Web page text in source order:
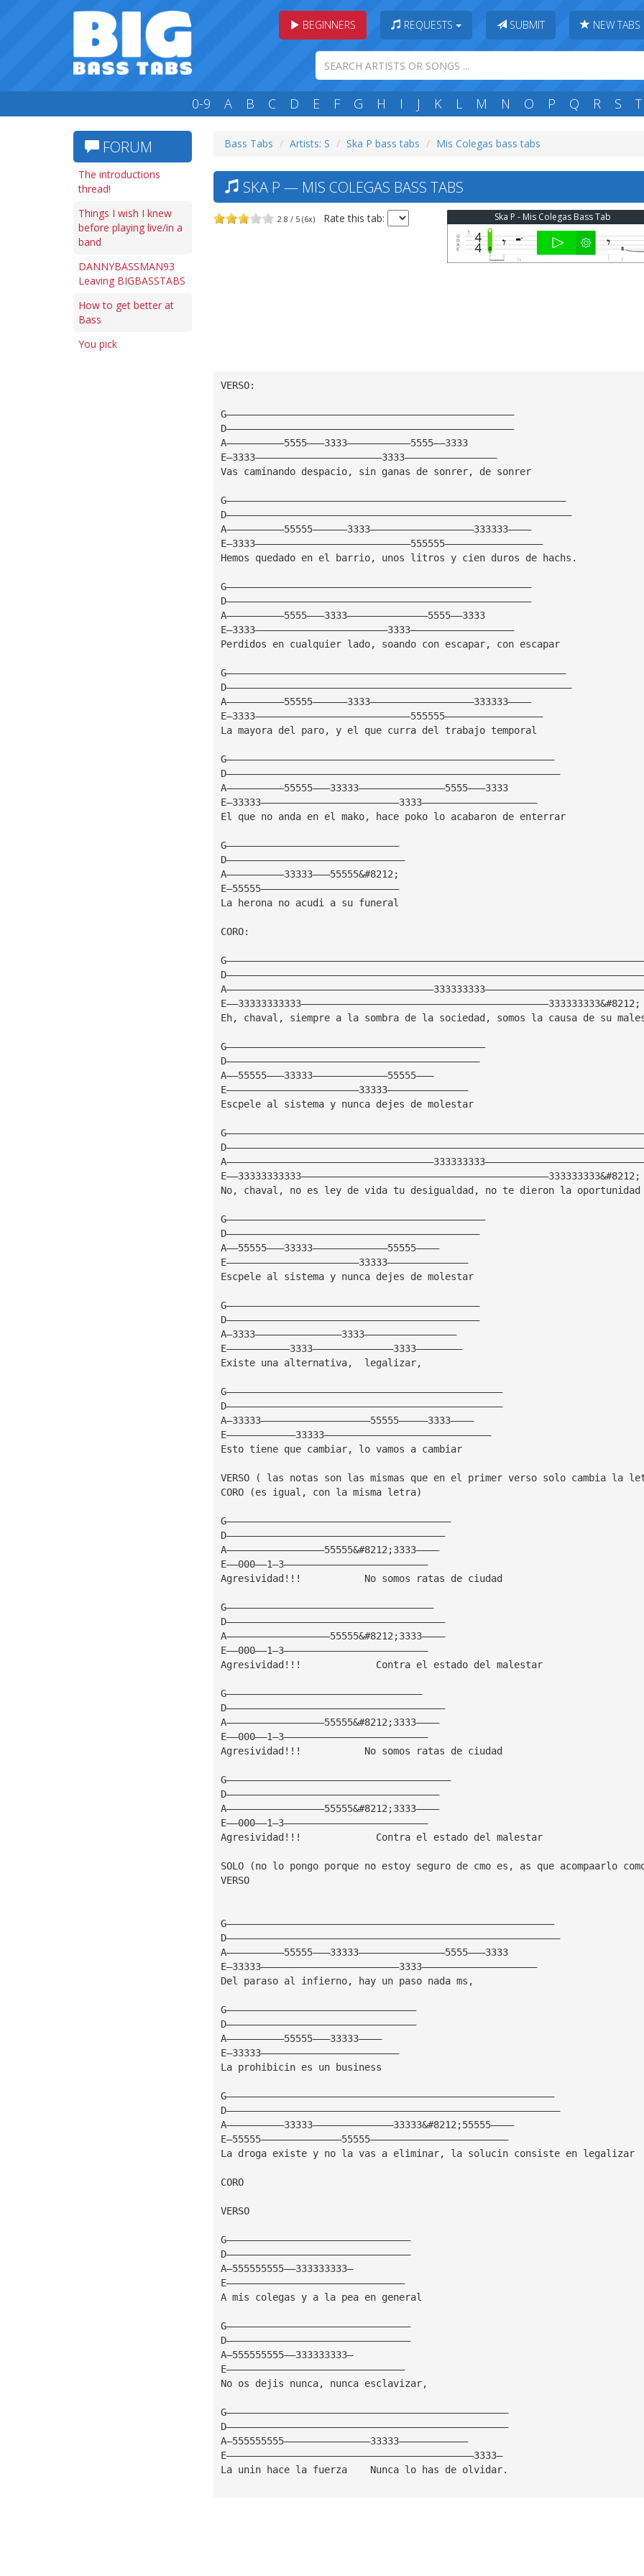
BEGINNERS REQUESTS SUBMIT NEW TABS
0-9 A B C D E F G H I J K L M N O P Q R S T
FORUM
The introductions
thread!
Things I wish I knew
before playing live/in a
band
DANNYBASSMAN93
Leaving BIGBASSTABS
How to get better at
Bass
You pick
Bass Tabs Artists: S Ska P bass tabs Mis Colegas bass tabs
SKA P — MIS COLEGAS BASS TABS
2.8 / 5 (6x) Rate this tab: Ska P - Mis Colegas Bass Tab
VERSO:
G——————————————————————————————————————————————————
D——————————————————————————————————————————————————
A——————————5555———3333———————————5555——3333
E—3333——————————————————————3333————————————————
Vas caminando despacio, sin ganas de sonrer, de sonrer
G———————————————————————————————————————————————————————————
D————————————————————————————————————————————————————————————
A——————————55555——————3333——————————————————333333————
E—3333———————————————————————————555555—————————————————
Hemos quedado en el barrio, unos litros y cien duros de hachs.
G—————————————————————————————————————————————————————
D—————————————————————————————————————————————————————
A——————————5555———3333——————————————5555——3333
E—3333———————————————————————3333——————————————————
Perdidos en cualquier lado, soando con escapar, con escapar
G———————————————————————————————————————————————————————————
D————————————————————————————————————————————————————————————
A——————————55555——————3333——————————————————333333————
E—3333———————————————————————————555555—————————————————
La mayora del paro, y el que curra del trabajo temporal
G—————————————————————————————————————————————————————————
D——————————————————————————————————————————————————————————
A——————————55555———33333———————————————5555———3333
E—33333————————————————————————3333————————————————————
El que no anda en el mako, hace poko lo acabaron de enterrar
G——————————————————————————————
D———————————————————————————————
A——————————33333———55555&#8212;
E—55555————————————————————————
La herona no acudi a su funeral
CORO:
E——33333333333———————————————————————————————————————————333333333&#8212;
Eh, chaval, siempre a la sombra de la sociedad, somos la causa de su
G—————————————————————————————————————————————
D————————————————————————————————————————————
A——55555———33333—————————————55555———
E———————————————————————33333——————————————
Escpele al sistema y nunca dejes de molestar
E——33333333333———————————————————————————————————————————333333333&#8212;
No, chaval, no es ley de vida tu desigualdad, no te dieron la oportunidad
G—————————————————————————————————————————————
D————————————————————————————————————————————
A——55555———33333—————————————55555————
E———————————————————————33333——————————————
Escpele al sistema y nunca dejes de molestar
G————————————————————————————————————————————
D————————————————————————————————————————————
A—3333———————————————3333————————————————
E———————————3333——————————————3333————————
Existe una alternativa,  legalizar,
G————————————————————————————————————————————————
D————————————————————————————————————————————————
A—33333———————————————————55555—————3333————
E————————————33333—————————————————————————————
Esto tiene que cambiar, lo vamos a cambiar
VERSO ( las notas son las mismas que en el primer verso solo cambia la
CORO (es igual, con la misma letra)
G———————————————————————————————————————
D——————————————————————————————————————
A—————————————————55555&#8212;3333————
E——000——1—3—————————————————————————
Agresividad!!!           No somos ratas de ciudad
G————————————————————————————————————
D——————————————————————————————————————
A——————————————————55555&#8212;3333————
E——000——1—3—————————————————————————
Agresividad!!!             Contra el estado del malestar
G——————————————————————————————————
D——————————————————————————————————————
A—————————————————55555&#8212;3333————
E——000——1—3—————————————————————————
Agresividad!!!           No somos ratas de ciudad
G———————————————————————————————————————
D—————————————————————————————————————
A—————————————————55555&#8212;3333————
E——000——1—3—————————————————————————
Agresividad!!!             Contra el estado del malestar
SOLO (no lo pongo porque no estoy seguro de cmo es, as que acompaarlo
VERSO
G—————————————————————————————————————————————————————————
D——————————————————————————————————————————————————————————
A——————————55555———33333———————————————5555———3333
E—33333————————————————————————3333————————————————————
Del paraso al infierno, hay un paso nada ms,
G—————————————————————————————————
D—————————————————————————————————
A——————————55555———33333————
E—33333————————————————————————
La prohibicin es un business
G—————————————————————————————————————————————————————————
D——————————————————————————————————————————————————————————
A——————————33333——————————————33333&#8212;55555————
E—55555——————————————55555————————————————————————
La droga existe y no la vas a eliminar, la solucin consiste en legalizar
CORO
VERSO
G————————————————————————————————
D————————————————————————————————
A—555555555——333333333—
E———————————————————————————————
A mis colegas y a la pea en general
G————————————————————————————————
D————————————————————————————————
A—555555555——333333333—
E———————————————————————————————
No os dejis nunca, nunca esclavizar,
G—————————————————————————————————————————————————
D—————————————————————————————————————————————————
A—555555555———————————————33333————————————
E———————————————————————————————————————————3333—
La unin hace la fuerza    Nunca lo has de olvidar.